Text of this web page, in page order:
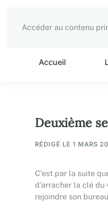
Accéder au contenu
Accueil
Deuxième
RÉDIGÉ LE 1 MARS
C’est par la suite
d’arracher la clé du
rejoindre son